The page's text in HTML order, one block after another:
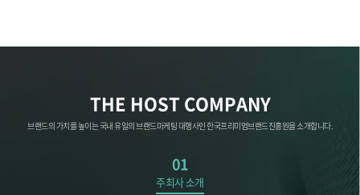
THE HOST COMPANY
브랜드의 가치를 높이는 국내 유일의 브랜드마케팅 대행사인 한국프리미엄브랜드진흥원을 소개합니다.
01
주최사 소개